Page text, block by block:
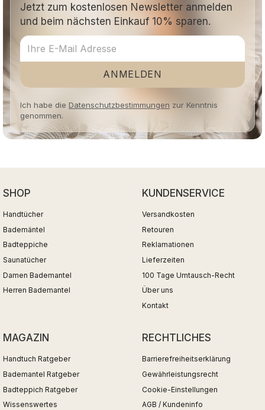
Jetzt zum kostenlosen Newsletter anmelden
und beim nächsten Einkauf 10% sparen.
ANMELDEN
Ich habe die Datenschutzbestimmungen zur Kenntnis
genommen.
SHOP
Handtücher
Bademäntel
Badteppiche
Saunatücher
Damen Bademantel
Herren Bademantel
KUNDENSERVICE
Versandkosten
Retouren
Reklamationen
Lieferzeiten
100 Tage Umtausch-Recht
Über uns
Kontakt
MAGAZIN
Handtuch Ratgeber
Bademantel Ratgeber
Badteppich Ratgeber
Wissenswertes
RECHTLICHES
Barrierefreiheitserklärung
Gewährleistungsrecht
Cookie-Einstellungen
AGB / Kundeninfo